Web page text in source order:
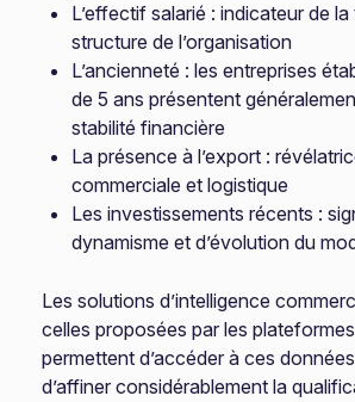
L’effectif salarié : indicateur de
structure de l’organisation
L’ancienneté : les entreprises
de 5 ans présentent
stabilité financière
La présence à l’export :
commerciale et logistique
Les investissements récents :
dynamisme et d’évolution du
Les solutions d’intelligence
celles proposées par les
permettent d’accéder à ces
d’affiner considérablement la